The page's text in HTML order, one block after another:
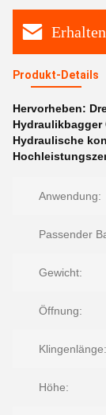
Produkt-Details
Hervorheben:
Hydraulikbagger
Hydraulische
Anwendung:
Passender
Gewicht:
Öffnung:
Klingenlänge:
Höhe: